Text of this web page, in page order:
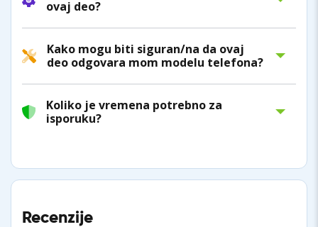
ovaj deo?
Kako mogu biti siguran/na da ovaj
deo odgovara mom modelu telefona?
Koliko je vremena potrebno za
isporuku?
Recenzije